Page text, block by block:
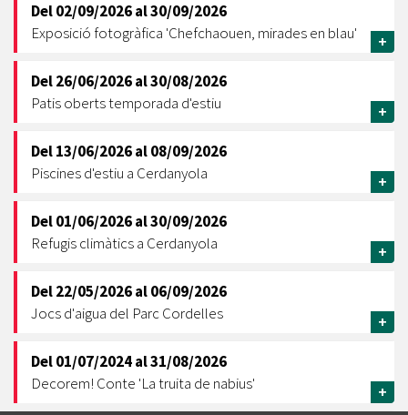
Del02/09/2026al30/09/2026
Exposició fotogràfica 'Chefchaouen, mirades en blau'
+
Del26/06/2026al30/08/2026
Patis oberts temporada d'estiu
+
Del13/06/2026al08/09/2026
Piscines d'estiu a Cerdanyola
+
Del01/06/2026al30/09/2026
Refugis climàtics a Cerdanyola
+
Del22/05/2026al06/09/2026
Jocs d'aigua del Parc Cordelles
+
Del01/07/2024al31/08/2026
Decorem! Conte 'La truita de nabius'
+